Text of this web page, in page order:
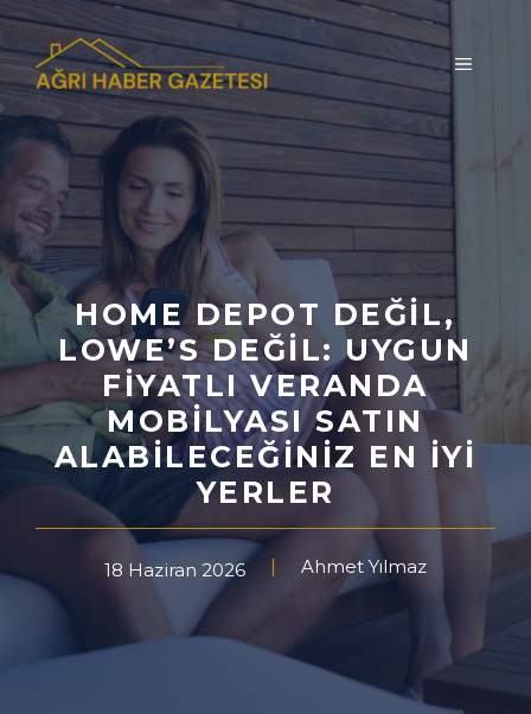
İçeriğe
atla
MENÜ
HOME DEPOT DEĞIL,
LOWE’S DEĞIL: UYGUN
FIYATLI VERANDA
MOBILYASI SATIN
ALABILECEĞINIZ EN İYI
YERLER
18 Haziran 2026 Ahmet Yılmaz